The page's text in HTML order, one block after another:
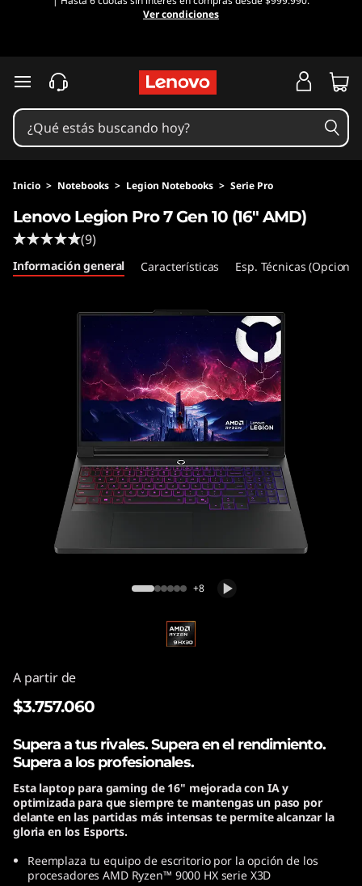
Ver condiciones
Ir al contenido principal
Inicio > Notebooks > Legion Notebooks > Serie Pro
Lenovo Legion Pro 7 Gen 10 (16" AMD)
(9)
Información general Características Esp. Técnicas
+8
A partir de
$3.757.060
Supera a tus rivales. Supera en el rendimiento.
Supera a los profesionales.
Esta laptop para gaming de 16" mejorada con IA y
optimizada para que siempre te mantengas un paso por
delante en las partidas más intensas te permite alcanzar la
gloria en los Esports.
Reemplaza tu equipo de escritorio por la opción de los
procesadores AMD Ryzen™ 9000 HX serie X3D